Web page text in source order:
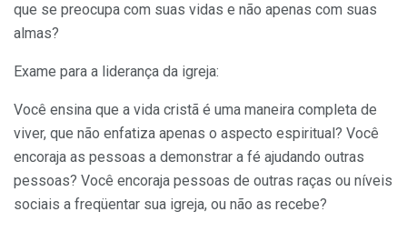
que se preocupa com suas vidas e não apenas com suas
almas?
Exame para a liderança da igreja:
Você ensina que a vida cristã é uma maneira completa de
viver, que não enfatiza apenas o aspecto espiritual? Você
encoraja as pessoas a demonstrar a fé ajudando outras
pessoas? Você encoraja pessoas de outras raças ou níveis
sociais a freqüentar sua igreja, ou não as recebe?